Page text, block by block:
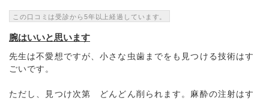
この口コミは受診から5年以上経過しています。
腕はいいと思います
先生は不愛想ですが、小さな虫歯までをも見つける技術はす
ごいです。
ただし、見つけ次第 どんどん削られます。麻酔の注射はす